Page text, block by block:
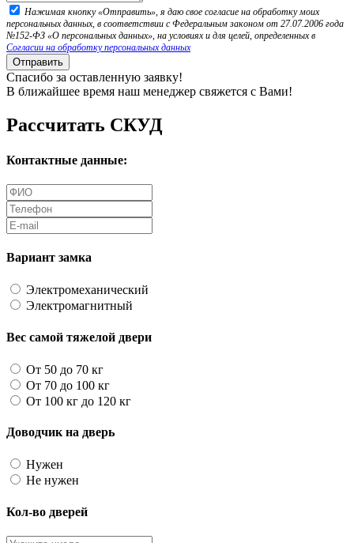
Нажимая кнопку «Отправить», я даю свое согласие на обработку моих
персональных данных, в соответствии с Федеральным законом от 27.07.2006 года
№152-ФЗ «О персональных данных», на условиях и для целей, определенных в
Согласии на обработку персональных данных
Отправить
Спасибо за оставленную заявку!
В ближайшее время наш менеджер свяжется с Вами!
Рассчитать СКУД
Контактные данные:
Вариант замка
Электромеханический
Электромагнитный
Вес самой тяжелой двери
От 50 до 70 кг
От 70 до 100 кг
От 100 кг до 120 кг
Доводчик на дверь
Нужен
Не нужен
Кол-во дверей